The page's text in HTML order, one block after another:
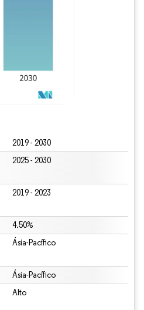
2019 - 2030
2025 - 2030
2019 - 2023
4.50%
Ásia-Pacífico
Ásia-Pacífico
Alto